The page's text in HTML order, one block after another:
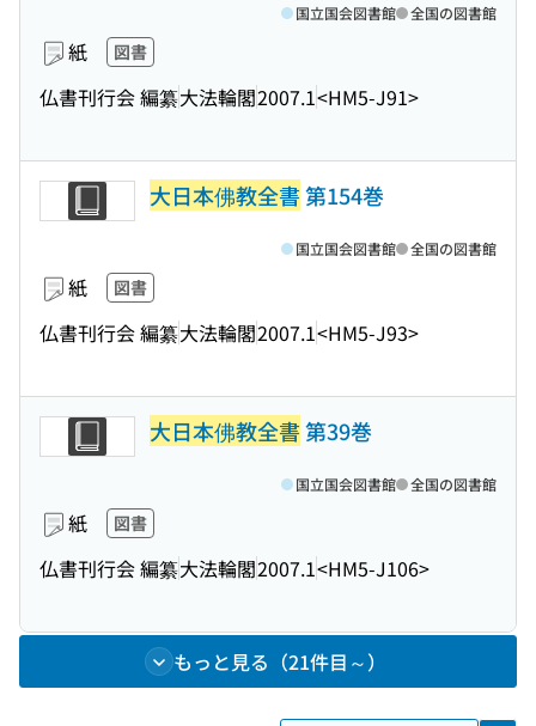
紙 図書
仏書刊行会 編纂大法輪閣2007.1<HM5-J91>
国立国会図書館 全国の図書館
大日本佛教全書第154巻
紙 図書
仏書刊行会 編纂大法輪閣2007.1<HM5-J93>
国立国会図書館 全国の図書館
大日本佛教全書第39巻
紙 図書
仏書刊行会 編纂大法輪閣2007.1<HM5-J106>
国立国会図書館 全国の図書館
もっと見る（21件目～）